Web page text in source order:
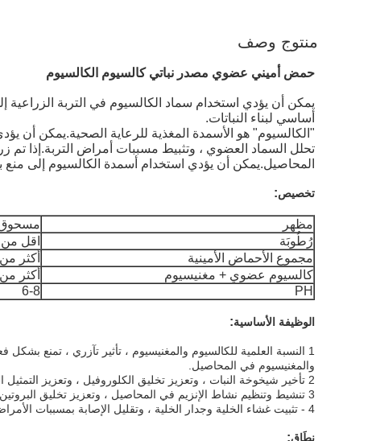
منتوج وصف
حمض أميني عضوي مصدر نباتي كالسيوم الكالسيوم
يمكن أن يؤدي استخدام سماد الكالسيوم في التربة
أساسي لبناء النباتات.
"الكالسيوم" هو الأسمدة المغذية للرعاية الصحية.يمكن أن
تحلل السماد العضوي ، وتثبيط مسببات أمراض التربة.إذا
المحاصيل.يمكن أن يؤدي استخدام أسمدة الكالسيوم إلى منع
تخصيص:
مظهر
مسحوق
رُطُوبَة
اقل من 3٪
مجموع الأحماض الأمينية
أكثر من 35٪
كالسيوم عضوي + مغنيسيوم
أكثر من 15٪
PH
6-8
الوظيفة الأساسية:
1 النسبة العلمية للكالسيوم والمغنيسيوم ، تأثير تآزري ، تمنع
والمغنيسيوم في المحاصيل.
2 تأخير شيخوخة النبات ، وتعزيز تخليق الكلوروفيل ، وتعزيز التمثيل الضوئي ، وزيادة منتجات التمثيل الضوئي ، والأوراق الخضراء السميكة ، وتعزيز نمو المحاصيل ، وزيادة غلة المحاصيل ، وتحسين الجودة.
3 تنشيط وتنظيم نشاط الإنزيم في المحاصيل ، وتعزيز تخليق البروتين ، وزيادة ثبات الفاكهة ومحتوى السكر ، مع طعم وجودة جيدة.
4 - تثبيت غشاء الخلية وجدار الخلية ، وتقليل الإصابة بمسببات الأمراض ، وتحسين مقاومة النبات للأمراض والإجهاد.
نِطَاق: